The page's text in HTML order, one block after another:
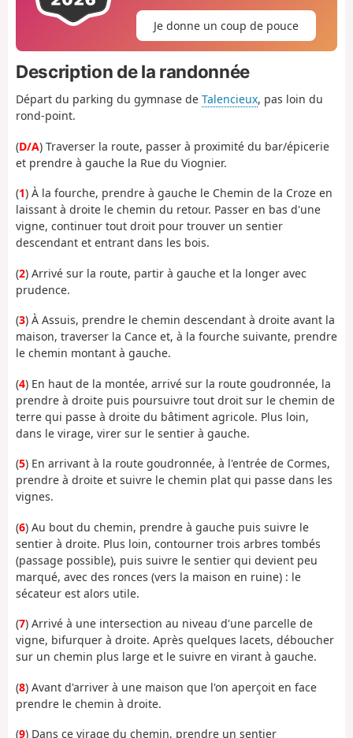
Je donne un coup de pouce
Description de la randonnée
Départ du parking du gymnase de Talencieux, pas loin du
rond-point.
(D/A) Traverser la route, passer à proximité du bar/épicerie
et prendre à gauche la Rue du Viognier.
(1) À la fourche, prendre à gauche le Chemin de la Croze en
laissant à droite le chemin du retour. Passer en bas d'une
vigne, continuer tout droit pour trouver un sentier
descendant et entrant dans les bois.
(2) Arrivé sur la route, partir à gauche et la longer avec
prudence.
(3) À Assuis, prendre le chemin descendant à droite avant la
maison, traverser la Cance et, à la fourche suivante, prendre
le chemin montant à gauche.
(4) En haut de la montée, arrivé sur la route goudronnée, la
prendre à droite puis poursuivre tout droit sur le chemin de
terre qui passe à droite du bâtiment agricole. Plus loin,
dans le virage, virer sur le sentier à gauche.
(5) En arrivant à la route goudronnée, à l'entrée de Cormes,
prendre à droite et suivre le chemin plat qui passe dans les
vignes.
(6) Au bout du chemin, prendre à gauche puis suivre le
sentier à droite. Plus loin, contourner trois arbres tombés
(passage possible), puis suivre le sentier qui devient peu
marqué, avec des ronces (vers la maison en ruine) : le
sécateur est alors utile.
(7) Arrivé à une intersection au niveau d'une parcelle de
vigne, bifurquer à droite. Après quelques lacets, déboucher
sur un chemin plus large et le suivre en virant à gauche.
(8) Avant d'arriver à une maison que l'on aperçoit en face
prendre le chemin à droite.
(9) Dans ce virage du chemin, prendre un sentier